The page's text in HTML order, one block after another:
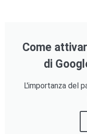
Come
di
L'importanza del